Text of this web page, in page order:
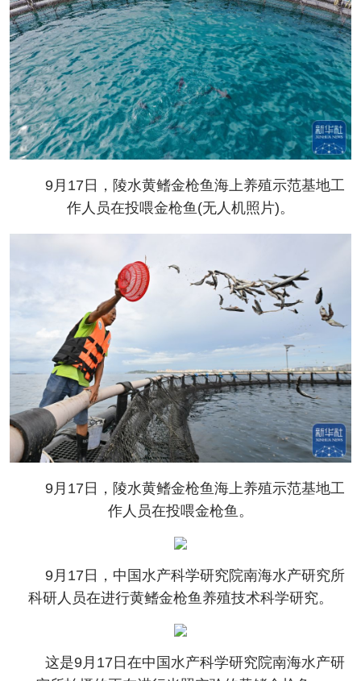
9月17日，陵水黄鳍金枪鱼海上养殖示范基地工
作人员在投喂金枪鱼(无人机照片)。
9月17日，陵水黄鳍金枪鱼海上养殖示范基地工
作人员在投喂金枪鱼。
9月17日，中国水产科学研究院南海水产研究所
科研人员在进行黄鳍金枪鱼养殖技术科学研究。
这是9月17日在中国水产科学研究院南海水产研